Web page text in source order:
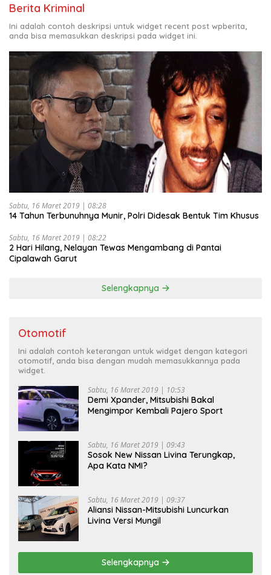
Berita Kriminal
Ini adalah contoh deskripsi untuk widget recent post wpberita,
anda bisa memasukkan deskripsi pada widget ini.
Sabtu, 16 Maret 2019 | 08:28
14 Tahun Terbunuhnya Munir, Polri Didesak Bentuk Tim Khusus
Sabtu, 16 Maret 2019 | 08:22
2 Hari Hilang, Nelayan Tewas Mengambang di Pantai
Cipalawah Garut
Selengkapnya
Otomotif
Ini adalah contoh keterangan untuk widget dengan kategori
otomotif, anda bisa dengan mudah memasukkannya pada
widget.
Sabtu, 16 Maret 2019 | 10:53
Demi Xpander, Mitsubishi Bakal
Mengimpor Kembali Pajero Sport
Sabtu, 16 Maret 2019 | 09:43
Sosok New Nissan Livina Terungkap,
Apa Kata NMI?
Sabtu, 16 Maret 2019 | 09:37
Aliansi Nissan-Mitsubishi Luncurkan
Livina Versi Mungil
Selengkapnya